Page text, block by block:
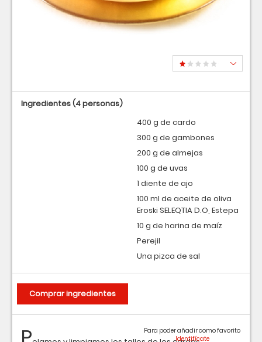
Para poder añadir como favorito
Ingredientes(4 personas)
400 g de cardo
300 g de gambones
200 g de almejas
100 g de uvas
1 diente de ajo
100 ml de aceite de oliva
Eroski SELEQTIA D.O, Estepa
10 g de harina de maíz
Perejil
Una pizca de sal
Comprar ingredientes